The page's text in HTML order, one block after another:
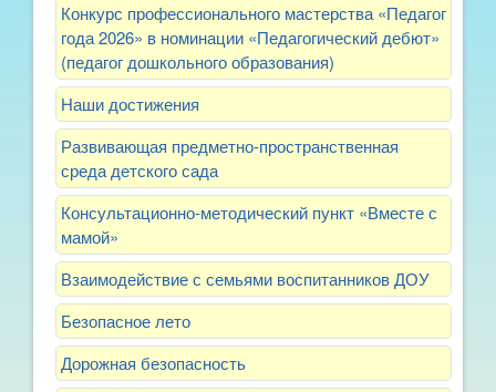
Конкурс профессионального мастерства «Педагог
года 2026» в номинации «Педагогический дебют»
(педагог дошкольного образования)
Наши достижения
Развивающая предметно-пространственная
среда детского сада
Консультационно-методический пункт «Вместе с
мамой»
Взаимодействие с семьями воспитанников ДОУ
Безопасное лето
Дорожная безопасность